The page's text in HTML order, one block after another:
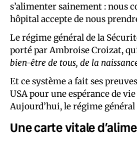
s’alimenter sainement : nous
hôpital accepte de nous
Le régime général de la
porté par Ambroise Croizat,
bien-être de tous, de la
Et ce système a fait ses
USA pour une espérance de
Aujourd’hui, le régime
Une carte vitale